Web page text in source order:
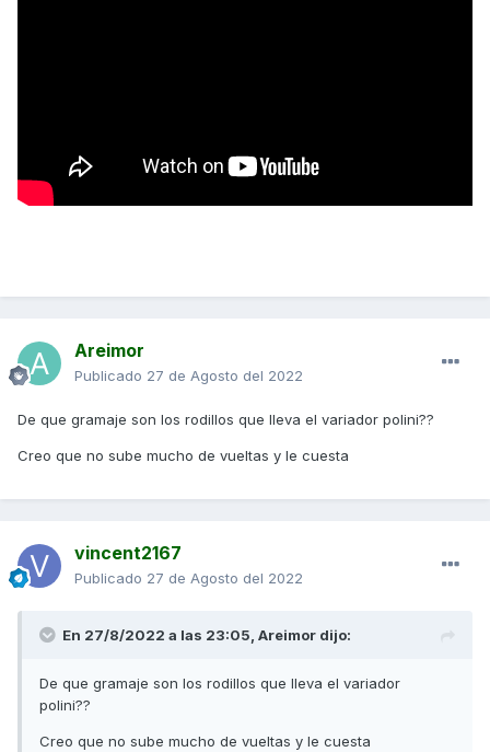
Areimor
Publicado 27 de Agosto del 2022
De que gramaje son los rodillos que lleva el variador polini??
Creo que no sube mucho de vueltas y le cuesta
vincent2167
Publicado 27 de Agosto del 2022
En 27/8/2022 a las 23:05, Areimor dijo:
De que gramaje son los rodillos que lleva el variador
polini??
Creo que no sube mucho de vueltas y le cuesta